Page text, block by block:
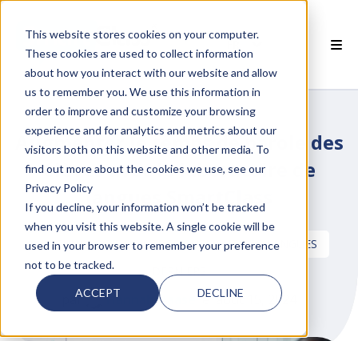
This website stores cookies on your computer.
These cookies are used to collect information
about how you interact with our website and allow
us to remember you. We use this information in
order to improve and customize your browsing
experience and for analytics and metrics about our
visitors both on this website and other media. To
find out more about the cookies we use, see our
Privacy Policy
If you decline, your information won’t be tracked
when you visit this website. A single cookie will be
used in your browser to remember your preference
not to be tracked.
ACCEPT DECLINE
FR
SMARTCLASS
SMARTCLASS?
Augmenter le temps de parole des
élèves avec le laboratoire de
langues SmartClass
TECHNOLOGIE DE L'ENSEIGNEMENT DES LANGUES
DERNIERS
par Hannah Haase le août 15, 2024